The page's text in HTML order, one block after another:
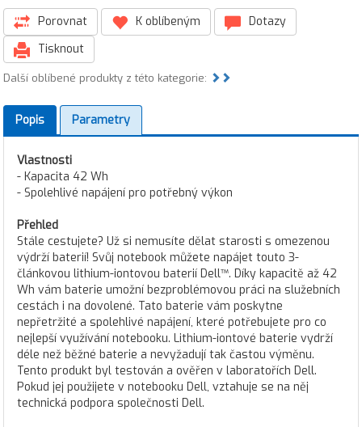
Porovnat K oblíbeným
Dotazy
Tisknout
Další oblíbené produkty z této kategorie:
Popis Parametry
Vlastnosti
- Kapacita 42 Wh
- Spolehlivé napájení pro potřebný výkon
Přehled
Stále cestujete? Už si nemusíte dělat starosti s omezenou
výdrží baterií! Svůj notebook můžete napájet touto 3-
článkovou lithium-iontovou baterií Dell™. Díky kapacitě až 42
Wh vám baterie umožní bezproblémovou práci na služebních
cestách i na dovolené. Tato baterie vám poskytne
nepřetržité a spolehlivé napájení, které potřebujete pro co
nejlepší využívání notebooku. Lithium-iontové baterie vydrží
déle než běžné baterie a nevyžadují tak častou výměnu.
Tento produkt byl testován a ověřen v laboratořích Dell.
Pokud jej použijete v notebooku Dell, vztahuje se na něj
technická podpora společnosti Dell.